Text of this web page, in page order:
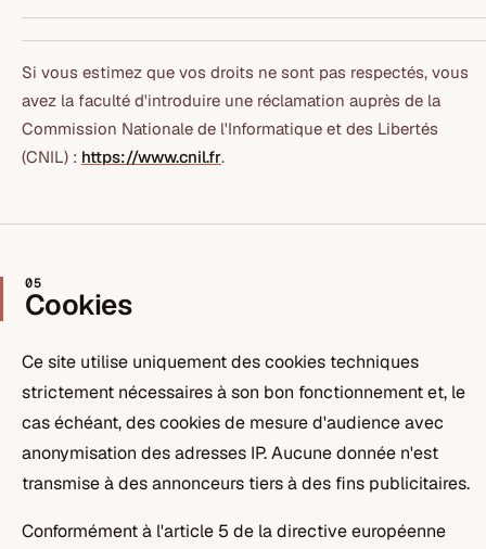
Si vous estimez que vos droits ne sont pas respectés, vous
avez la faculté d'introduire une réclamation auprès de la
Commission Nationale de l'Informatique et des Libertés
(CNIL) : https://www.cnil.fr.
05
Cookies
Ce site utilise uniquement des cookies techniques
strictement nécessaires à son bon fonctionnement et, le
cas échéant, des cookies de mesure d'audience avec
anonymisation des adresses IP. Aucune donnée n'est
transmise à des annonceurs tiers à des fins publicitaires.
Conformément à l'article 5 de la directive européenne